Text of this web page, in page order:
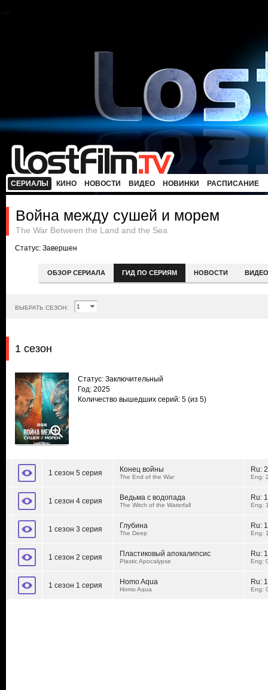
СЕРИАЛЫ КИНО НОВОСТИ ВИДЕО НОВИНКИ РАСПИСАНИЕ
Война между сушей и морем
The War Between the Land and the Sea
Статус: Завершен
ОБЗОР СЕРИАЛА ГИД ПО СЕРИЯМ НОВОСТИ ВИДЕО
ВЫБРАТЬ СЕЗОН:
1 сезон
Статус: Заключительный
Год: 2025
Количество вышедших серий: 5 (из 5)
1 сезон 5 серия Конец войны
The End of the War
Ru:
Eng:
1 сезон 4 серия Ведьма с водопада
The Witch of the Waterfall
Ru:
Eng:
1 сезон 3 серия Глубина
The Deep
Ru:
Eng:
1 сезон 2 серия Пластиковый апокалипсис
Plastic Apocalypse
Ru:
Eng:
1 сезон 1 серия Homo Aqua
Homo Aqua
Ru:
Eng: